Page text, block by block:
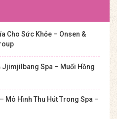
Cho Sức Khỏe – Onsen &
Jjimjilbang Spa – Muối Hồng
Mô Hình Thu Hút Trong Spa –